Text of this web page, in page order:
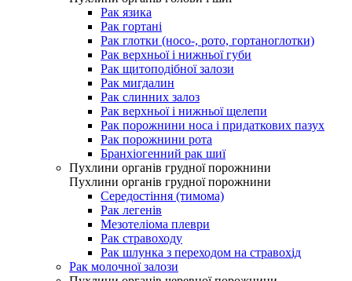
Рак язика
Рак гортані
Рак глотки (носо-, рото, гортаноглотки)
Рак верхньої і нижньої губи
Рак щитоподібної залози
Рак мигдалин
Рак слинних залоз
Рак верхньої і нижньої щелепи
Рак порожнини носа і придаткових пазух
Рак порожнини рота
Бранхіогенний рак шиї
Пухлини органів грудної порожнини
Пухлини органів грудної порожнини
Середостіння (тимома)
Рак легенів
Мезотеліома плеври
Рак стравоходу
Рак шлунка з переходом на стравохід
Рак молочної залози